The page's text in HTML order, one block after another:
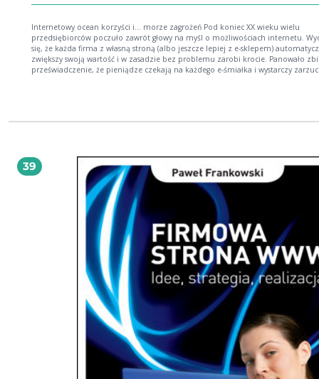
Internetowy ocean korzyści i… morze zagrożeń Pod koniec XX wieku wielu
przedsiębiorców poczuło zawrót głowy na myśl o możliwościach internetu.
się, że każda firma z własną stroną (albo jeszcze lepiej z e-sklepem)
zwiększy swoją wartość i w zasadzie bez problemu zarobi krocie. Panowało
przeświadczenie, że pieniądze czekają na każdego e-śmiałka i wystarczy
własnego potencjału, który mogą rozwinąć dzięki pomocy nowoczesnych
specjalistów. Mali i średni przedsiębiorcy mają gorzej - muszą sobie radzić
każda pomyłka może ich kosztować utratę sterowności… czyli płynności
Właśnie dlatego jeden z pionierów biznesu sieciowego w naszym kraju
napisać tę książkę. Chce pomóc swoim czytelnikom w racjonalnym
internetu, w uzyskiwaniu przewagi nad innymi, często znacznie większymi
konkurentami, a przede wszystkim w efektywnym realizowaniu
Chce też zwrócić uwagę na zagrożenia wynikające z różnych priorytetów i celów
poszczególnych osób zaangażowanych w dany projekt oraz nieuzasadnione
jakie mogą wiązać się z korzystaniem z sieci. Strona internetowa do analizy - dlaczego
nie działa i jak to zmienić? Z biznesu w e-biznes — jakie szanse i zagrożenia wiążą się
z handlem w sieci? Kiedy warto powierzyć sprawę specjalistom? Jakie są wady i zalety
współpracy z programistami, web designerami i agencjami interaktywnymi? Czym
różni się marketing w internecie od tradycyjnych form promocji Tomasz Hipsz -
firmę świadczącą usługi związane z internetem założył w roku 1996, jeszcze
studiów na Politechnice Warszawskiej. Stworzył jeden z pierwszych polskich
internetowych i kierował nim. Rozwijał się wraz z rozwojem zasięgu sieci - w
które upłynęły od uruchomienia jego własnej firmy, pomagał budować strony
internetowe i reklamować się online 350 firmom, zarówno polskim, jak i
międzynarodowym.
39